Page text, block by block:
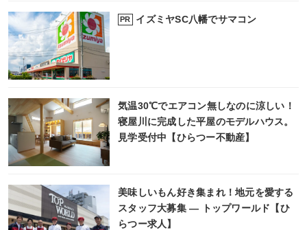
PR イズミヤSC八幡でサマコン
気温30℃でエアコン無しなのに涼しい！
寝屋川に完成した平屋のモデルハウス。
見学受付中【ひらつー不動産】
美味しいもん好き集まれ！地元を愛する
スタッフ大募集 ― トップワールド【ひ
らつー求人】